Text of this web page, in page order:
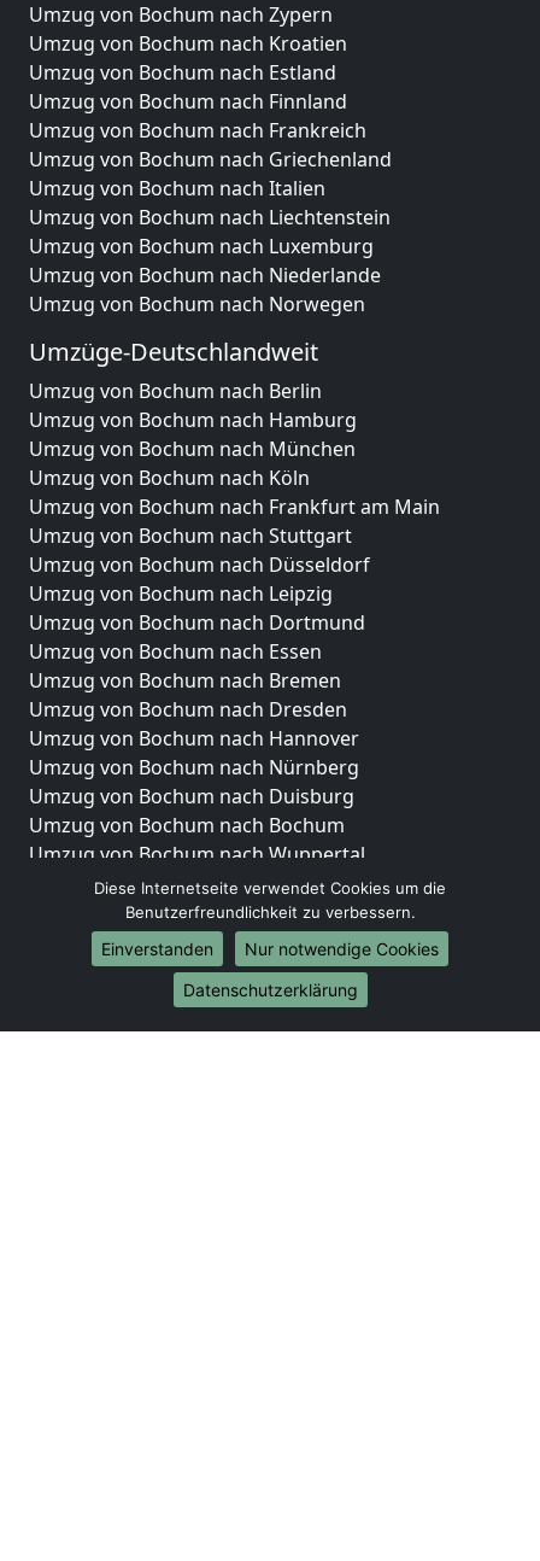
Umzug von Bochum nach Zypern
Umzug von Bochum nach Kroatien
Umzug von Bochum nach Estland
Umzug von Bochum nach Finnland
Umzug von Bochum nach Frankreich
Umzug von Bochum nach Griechenland
Umzug von Bochum nach Italien
Umzug von Bochum nach Liechtenstein
Umzug von Bochum nach Luxemburg
Umzug von Bochum nach Niederlande
Umzug von Bochum nach Norwegen
Umzüge-Deutschlandweit
Umzug von Bochum nach Berlin
Umzug von Bochum nach Hamburg
Umzug von Bochum nach München
Umzug von Bochum nach Köln
Umzug von Bochum nach Frankfurt am Main
Umzug von Bochum nach Stuttgart
Umzug von Bochum nach Düsseldorf
Umzug von Bochum nach Leipzig
Umzug von Bochum nach Dortmund
Umzug von Bochum nach Essen
Umzug von Bochum nach Bremen
Umzug von Bochum nach Dresden
Umzug von Bochum nach Hannover
Umzug von Bochum nach Nürnberg
Umzug von Bochum nach Duisburg
Umzug von Bochum nach Bochum
Umzug von Bochum nach Wuppertal
Umzug von Bochum nach Bielefeld
Umzug von Bochum nach Bonn
Umzug von Bochum nach Münster
Internationale-Umzüge
Umzug von Bochum nach Brasilien
Diese Internetseite verwendet Cookies um die
Benutzerfreundlichkeit zu verbessern.
Einverstanden
Nur notwendige Cookies
Datenschutzerklärung